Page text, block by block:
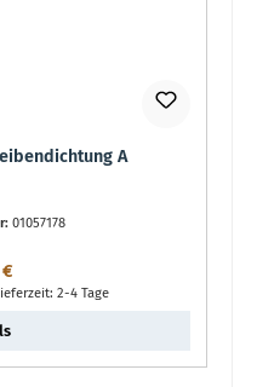
A
01057178
Preis:
€
2-4 Tage